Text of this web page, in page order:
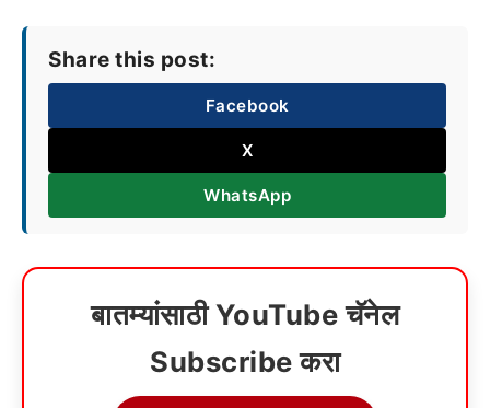
Share this post:
Facebook
X
WhatsApp
बातम्यांसाठी YouTube चॅनेल
Subscribe करा